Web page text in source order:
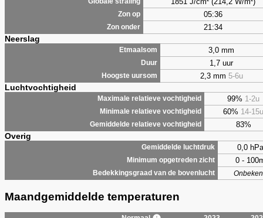
Zon op 05:36
Zon onder 21:34
Neerslag
Etmaalsom 3,0 mm
Duur 1,7 uur
Hoogste uursom 2,3 mm 5-6u
Luchtvochtigheid
Maximale relatieve vochtigheid 99% 1-2u
Minimale relatieve vochtigheid 60% 14-15u
Gemiddelde relatieve vochtigheid 83%
Overig
Gemiddelde luchtdruk 0,0 hPa
Minimum opgetreden zicht 0 -
Bedekkingsgraad van de bovenlucht
Maandgemiddelde temperaturen